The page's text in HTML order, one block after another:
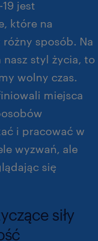
jest
które na
różny sposób. Na
nasz styl życia, to
wolny czas.
miejsca
i pracować w
wyzwań, ale
się
siły